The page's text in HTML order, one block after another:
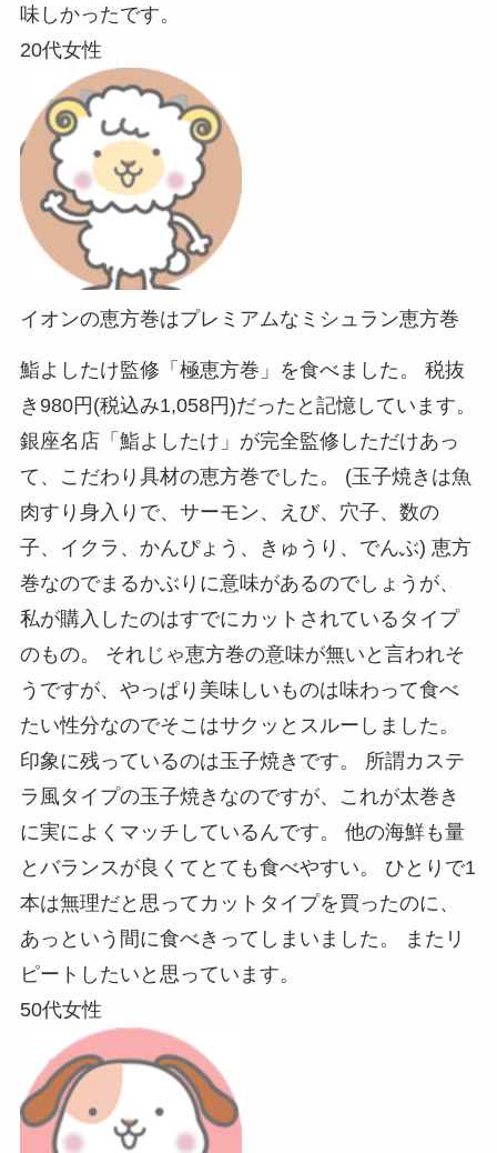
味しかったです。
20代女性
イオンの恵方巻はプレミアムなミシュラン恵方巻
鮨よしたけ監修「極恵方巻」を食べました。 税抜
き980円(税込み1,058円)だったと記憶しています。
銀座名店「鮨よしたけ」が完全監修しただけあっ
て、こだわり具材の恵方巻でした。 (玉子焼きは魚
肉すり身入りで、サーモン、えび、穴子、数の
子、イクラ、かんぴょう、きゅうり、でんぶ) 恵方
巻なのでまるかぶりに意味があるのでしょうが、
私が購入したのはすでにカットされているタイプ
のもの。 それじゃ恵方巻の意味が無いと言われそ
うですが、やっぱり美味しいものは味わって食べ
たい性分なのでそこはサクッとスルーしました。
印象に残っているのは玉子焼きです。 所謂カステ
ラ風タイプの玉子焼きなのですが、これが太巻き
に実によくマッチしているんです。 他の海鮮も量
とバランスが良くてとても食べやすい。 ひとりで1
本は無理だと思ってカットタイプを買ったのに、
あっという間に食べきってしまいました。 またリ
ピートしたいと思っています。
50代女性